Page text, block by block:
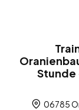
06785